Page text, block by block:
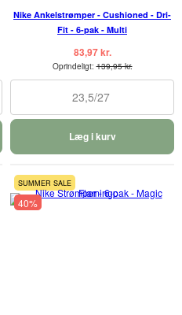
Nike Ankelstrømper - Cushioned - Dri-
Fit - 6-pak - Multi
83,97 kr.
Oprindeligt:139,95 kr.
23,5/27
Læg i kurv
SUMMER SALE
40%